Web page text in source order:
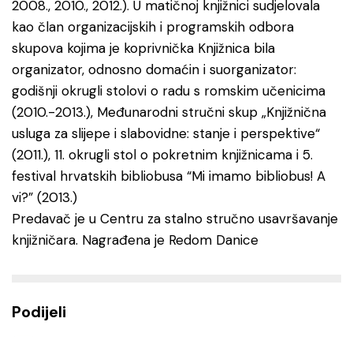
2008., 2010., 2012.). U matičnoj knjižnici sudjelovala
kao član organizacijskih i programskih odbora
skupova kojima je koprivnička Knjižnica bila
organizator, odnosno domaćin i suorganizator:
godišnji okrugli stolovi o radu s romskim učenicima
(2010.-2013.), Međunarodni stručni skup „Knjižnična
usluga za slijepe i slabovidne: stanje i perspektive“
(2011.), 11. okrugli stol o pokretnim knjižnicama i 5.
festival hrvatskih bibliobusa “Mi imamo bibliobus! A
vi?” (2013.)
Predavač je u Centru za stalno stručno usavršavanje
knjižničara. Nagrađena je Redom Danice
Podijeli